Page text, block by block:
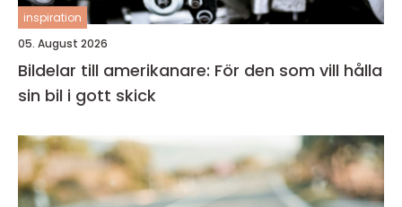
inspiration
05. August 2026
Bildelar till amerikanare: För den som vill hålla
sin bil i gott skick